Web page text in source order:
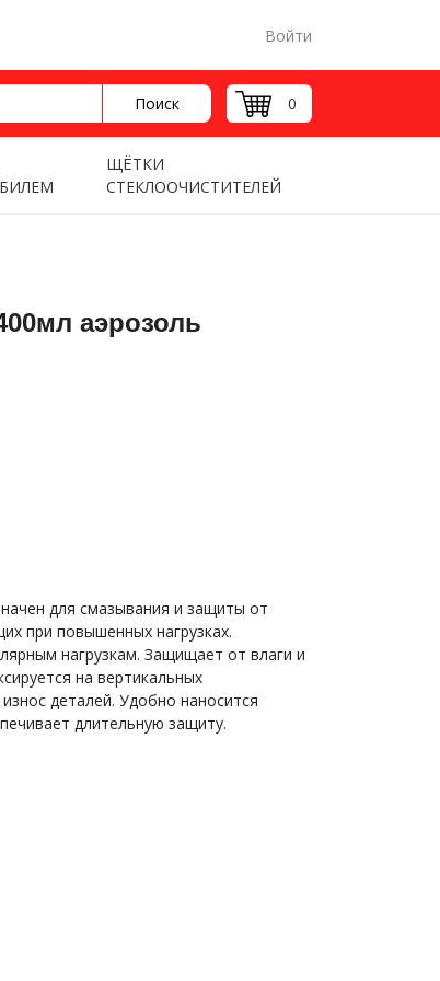
Войти
Поиск 0
ЩЁТКИ
СТЕКЛООЧИСТИТЕЛЕЙ
аэрозоль
для смазывания и защиты от
при повышенных нагрузках.
нагрузкам. Защищает от влаги и
на вертикальных
деталей. Удобно наносится
длительную защиту.